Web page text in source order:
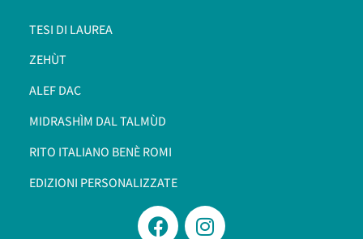
TESI DI LAUREA
ZEHÙT
ALEF DAC
MIDRASHÌM DAL TALMÙD
RITO ITALIANO BENÈ ROMI​
EDIZIONI PERSONALIZZATE